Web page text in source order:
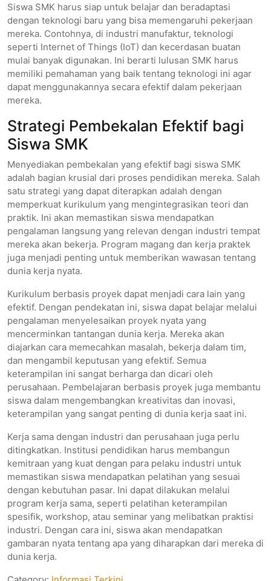
Siswa SMK harus siap untuk belajar dan beradaptasi
dengan teknologi baru yang bisa memengaruhi pekerjaan
mereka. Contohnya, di industri manufaktur, teknologi
seperti Internet of Things (IoT) dan kecerdasan buatan
mulai banyak digunakan. Ini berarti lulusan SMK harus
memiliki pemahaman yang baik tentang teknologi ini agar
dapat menggunakannya secara efektif dalam pekerjaan
mereka.
Strategi Pembekalan Efektif bagi
Siswa SMK
Menyediakan pembekalan yang efektif bagi siswa SMK
adalah bagian krusial dari proses pendidikan mereka. Salah
satu strategi yang dapat diterapkan adalah dengan
memperkuat kurikulum yang mengintegrasikan teori dan
praktik. Ini akan memastikan siswa mendapatkan
pengalaman langsung yang relevan dengan industri tempat
mereka akan bekerja. Program magang dan kerja praktek
juga menjadi penting untuk memberikan wawasan tentang
dunia kerja nyata.
Kurikulum berbasis proyek dapat menjadi cara lain yang
efektif. Dengan pendekatan ini, siswa dapat belajar melalui
pengalaman menyelesaikan proyek nyata yang
mencerminkan tantangan dunia kerja. Mereka akan
diajarkan cara memecahkan masalah, bekerja dalam tim,
dan mengambil keputusan yang efektif. Semua
keterampilan ini sangat berharga dan dicari oleh
perusahaan. Pembelajaran berbasis proyek juga membantu
siswa dalam mengembangkan kreativitas dan inovasi,
keterampilan yang sangat penting di dunia kerja saat ini.
Kerja sama dengan industri dan perusahaan juga perlu
ditingkatkan. Institusi pendidikan harus membangun
kemitraan yang kuat dengan para pelaku industri untuk
memastikan siswa mendapatkan pelatihan yang sesuai
dengan kebutuhan pasar. Ini dapat dilakukan melalui
program kerja sama, seperti pelatihan keterampilan
spesifik, workshop, atau seminar yang melibatkan praktisi
industri. Dengan cara ini, siswa akan mendapatkan
gambaran nyata tentang apa yang diharapkan dari mereka di
dunia kerja.